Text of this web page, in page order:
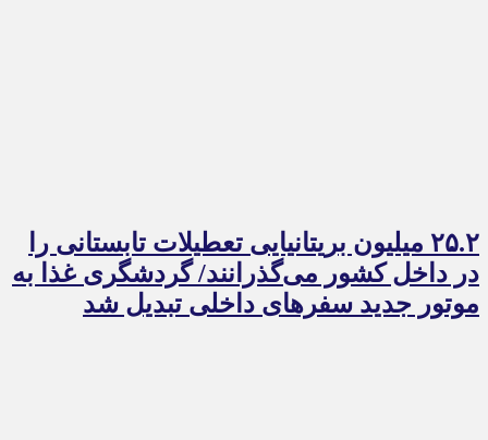
۲۵.۲ میلیون بریتانیایی تعطیلات تابستانی را
در داخل کشور می‌گذرانند/ گردشگری غذا به
موتور جدید سفرهای داخلی تبدیل شد